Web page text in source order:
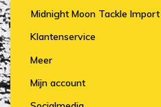
Midnight Moon Tackle Import
Klantenservice
Meer
Mijn account